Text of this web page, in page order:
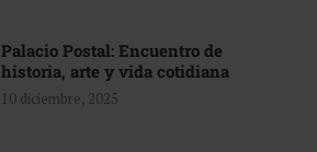
Palacio Postal: Encuentro de
historia, arte y vida cotidiana
10 diciembre, 2025